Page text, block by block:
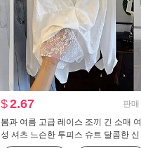
$2.67 판매
봄과 여름 고급 레이스 조끼 긴 소매 여
성 셔츠 느슨한 투피스 슈트 달콤한 신